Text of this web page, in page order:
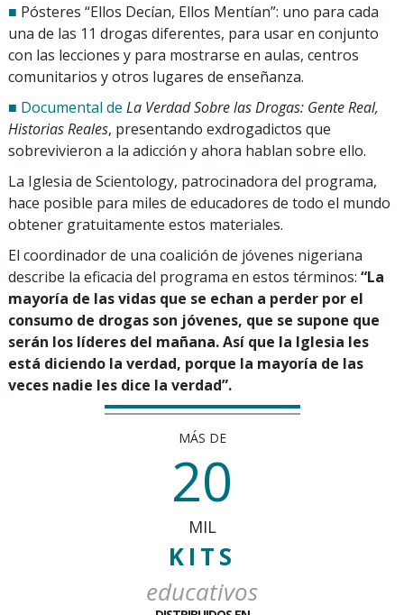
■ Pósteres “Ellos Decían, Ellos Mentían”: uno para cada
una de las 11 drogas diferentes, para usar en conjunto
con las lecciones y para mostrarse en aulas, centros
comunitarios y otros lugares de enseñanza.
■ Documental de La Verdad Sobre las Drogas: Gente Real,
Historias Reales, presentando exdrogadictos que
sobrevivieron a la adicción y ahora hablan sobre ello.
La Iglesia de Scientology, patrocinadora del programa,
hace posible para miles de educadores de todo el mundo
obtener gratuitamente estos materiales.
El coordinador de una coalición de jóvenes nigeriana
describe la eficacia del programa en estos términos: “La
mayoría de las vidas que se echan a perder por el
consumo de drogas son jóvenes, que se supone que
serán los líderes del mañana. Así que la Iglesia les
está diciendo la verdad, porque la mayoría de las
veces nadie les dice la verdad”.
MÁS DE
20
MIL
KITS
educativos